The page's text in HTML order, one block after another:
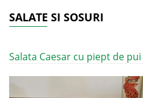
SALATE SI SOSURI
Salata Caesar cu piept de pui